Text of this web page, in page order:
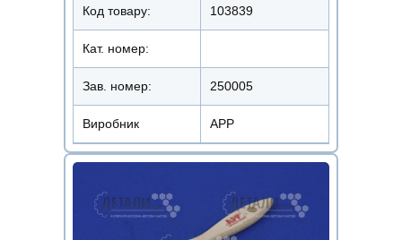
Код товару: 103839
Кат. номер:
Зав. номер: 250005
Виробник APP